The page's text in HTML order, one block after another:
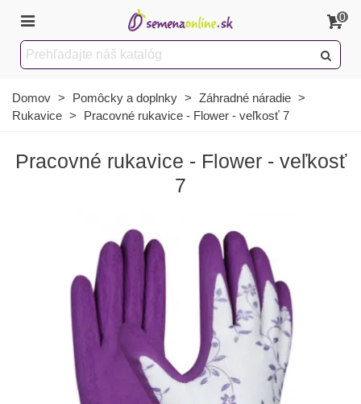
0
Domov > Pomôcky a doplnky > Záhradné náradie >
Rukavice > Pracovné rukavice - Flower - veľkosť 7
Pracovné rukavice - Flower - veľkosť
7